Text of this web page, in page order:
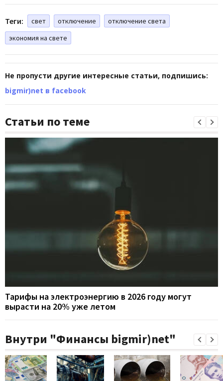
Теги: свет отключение
отключение света
экономия на свете
Не пропусти другие интересные статьи, подпишись:
bigmir)net в facebook
Статьи по теме
Тарифы на электроэнергию в 2026 году могут
вырасти на 20% уже летом
Внутри "Финансы bigmir)net"